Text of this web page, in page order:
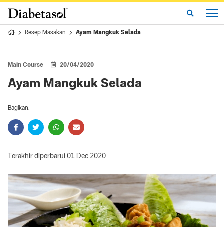
Resep Masakan Ayam Mangkuk Selada
Main Course 20/04/2020
Ayam Mangkuk Selada
Bagikan:
Terakhir diperbarui 01 Dec 2020